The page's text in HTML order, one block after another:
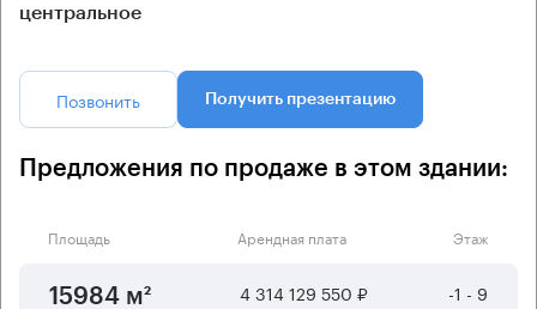
центральное
Позвонить Получить презентацию
Предложения по продаже в этом здании:
Площадь Арендная плата Этаж
15984 м² 4 314 129 550 ₽ -1 - 9